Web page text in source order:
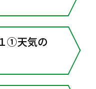
①天気の